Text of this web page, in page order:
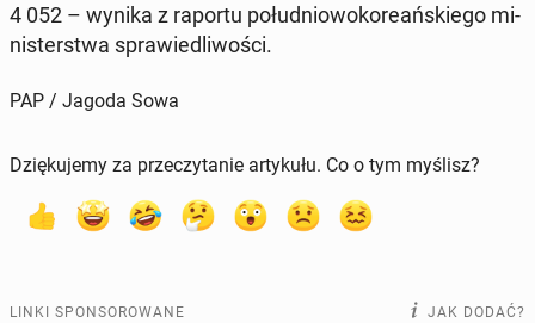
4 052 – wynika z raportu po­łu­dnio­wo­ko­re­ań­skie­go mi­
ni­ster­stwa spra­wie­dli­wo­ści.
PAP / Jagoda Sowa
Dziękujemy za przeczytanie artykułu. Co o tym myślisz?
LINKI SPONSOROWANE JAK DODAĆ?